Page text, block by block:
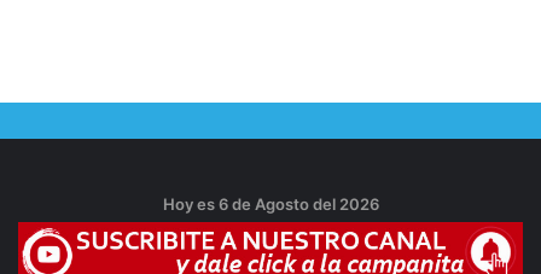
Hoy es 6 de Agosto del 2026